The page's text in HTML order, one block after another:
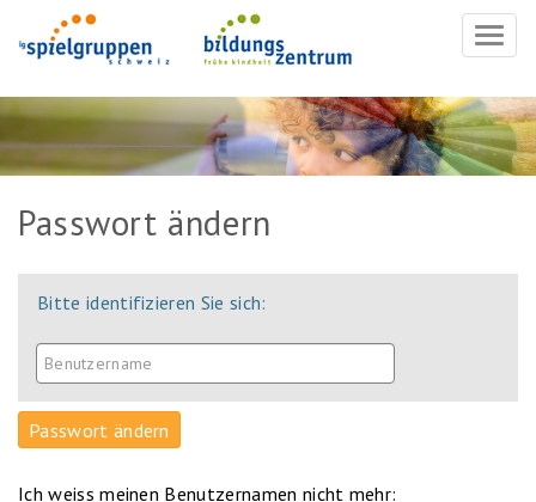
Passwort ändern
Bitte identifizieren Sie sich:
Ich weiss meinen Benutzernamen nicht mehr: